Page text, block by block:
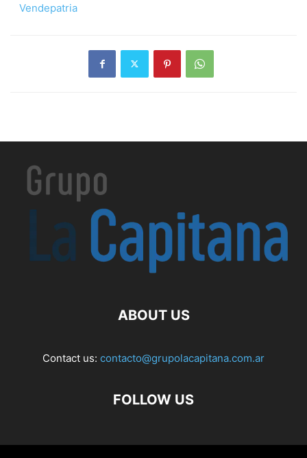
Vendepatria
ABOUT US
Contact us: contacto@grupolacapitana.com.ar
FOLLOW US